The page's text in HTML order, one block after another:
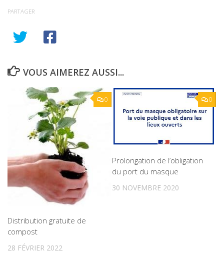
PARTAGER
VOUS AIMEREZ AUSSI...
0
Distribution gratuite de
compost
28 FÉVRIER 2022
0
Prolongation de l’obligation
du port du masque
30 NOVEMBRE 2020